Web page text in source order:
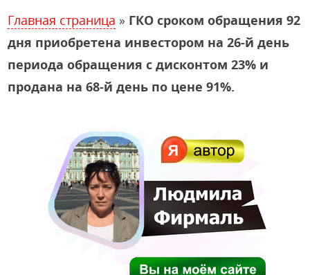
Главная страница » ГКО сроком обращения 92
дня приобретена инвестором на 26-й день
периода обращения с дисконтом 23% и
продана на 68-й день по цене 91%.